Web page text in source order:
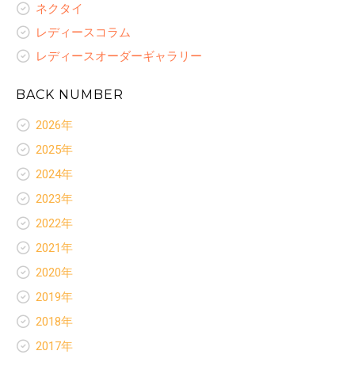
ネクタイ
レディースコラム
レディースオーダーギャラリー
BACK NUMBER
2026年
新着情報
お客様ありがとう
スペシャルセレクション
ネクタイ
レディースコラム
2025年
新着情報
お客様ありがとう
スペシャルセレクション
ネクタイ
レディースコラム
レディースオーダーギャラリー
2024年
新着情報
お客様ありがとう
スペシャルセレクション
オリジナルプリント裏地
ネクタイ
レディースコラム
レディースオーダーギャラリー
2023年
新着情報
お客様ありがとう
スペシャルセレクション
オリジナルプリント裏地
ネクタイ
レディースコラム
レディースオーダーギャラリー
2022年
新着情報
お客様ありがとう
スペシャルセレクション
オリジナルプリント裏地
ネクタイ
レディースコラム
2021年
新着情報
お客様ありがとう
スペシャルセレクション
オリジナルプリント裏地
ネクタイ
2020年
新着情報
お客様ありがとう
スペシャルセレクション
2019年
新着情報
お客様ありがとう
2018年
新着情報
2017年